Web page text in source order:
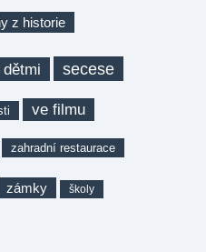
z historie
secese
ve filmu
zahradní restaurace
zámky školy